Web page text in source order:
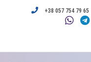
+38 057 754 79 65